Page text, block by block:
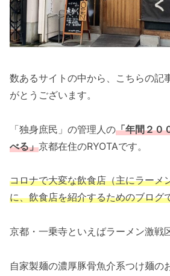
数あるサイトの中から、こちらの記
がとうございます。
「独身庶民」の管理人の「年間２０
べる」京都在住のRYOTAです。
コロナで大変な飲食店（主にラーメ
に、飲食店を紹介するためのブログ
京都・一乗寺といえばラーメン激戦
自家製麺の濃厚豚骨魚介系つけ麺の